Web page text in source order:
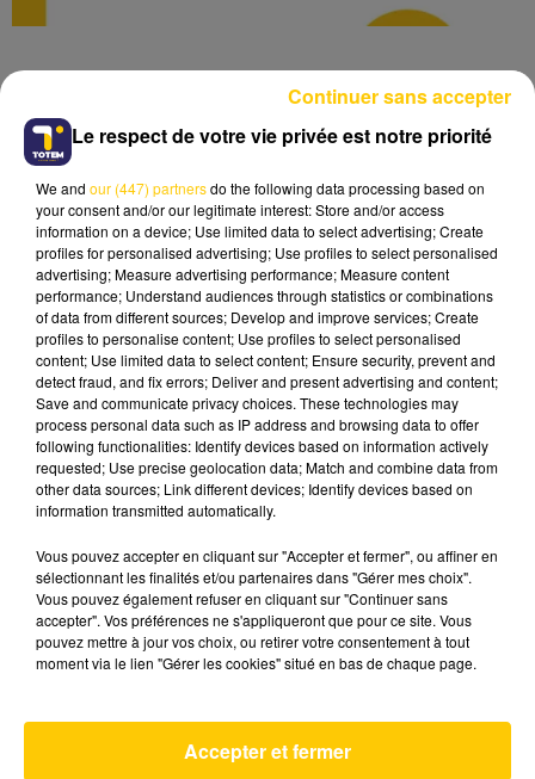
15 décembre 2025 - 1 min 46 sec
TOUT EST PLUS CLAIR DU 15/12/25 À
12H32
L'éclairage de Dominique Bahl sur un sujet qui
fait l'actualité et qui résonne avec le quotidien
de nos territoires
TEARS FOR FEARS
Le respect de votre vie privée est notre priorité
We and our (447) partnersdo the following data processing based on
your consent and/or our legitimate interest: Store and/or access
information on a device; Use limited data to select advertising; Create
profiles for personalised advertising; Use profiles to select personalised
advertising; Measure advertising performance; Measure content
performance; Understand audiences through statistics or combinations
of data from different sources; Develop and improve services; Create
profiles to personalise content; Use profiles to select personalised
content; Use limited data to select content; Ensure security, prevent and
detect fraud, and fix errors; Deliver and present advertising and content;
Save and communicate privacy choices. These technologies may
process personal data such as IP address and browsing data to offer
following functionalities: Identify devices based on information actively
requested; Use precise geolocation data; Match and combine data from
other data sources; Link different devices; Identify devices based on
information transmitted automatically.
Vous pouvez accepter en cliquant sur "Accepter et fermer", ou affiner en
sélectionnant les finalités et/ou partenaires dans "Gérer mes choix".
Vous pouvez également refuser en cliquant sur "Continuer sans
accepter". Vos préférences ne s'appliqueront que pour ce site. Vous
pouvez mettre à jour vos choix, ou retirer votre consentement à tout
moment via le lien "Gérer les cookies" situé en bas de chaque page.
Accepter et fermer
Continuer sans accepter